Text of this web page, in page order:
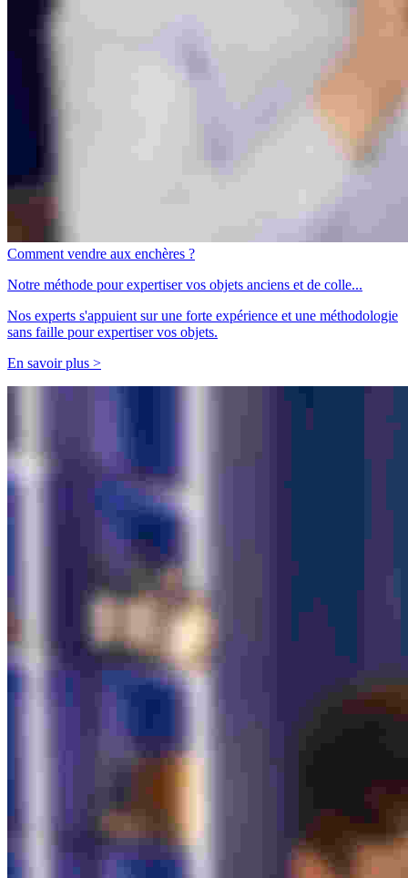
Comment vendre aux enchères ?
Notre méthode pour expertiser vos objets anciens et de colle...
Nos experts s'appuient sur une forte expérience et une méthodologie
sans faille pour expertiser vos objets.
En savoir plus >